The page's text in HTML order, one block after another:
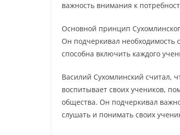
важность внимания к
Основной принцип
Он подчеркивал необходимость
способна включить каждого
Василий Сухомлинский считал,
воспитывает своих учеников,
общества. Он подчеркивал
слушать и понимать своих